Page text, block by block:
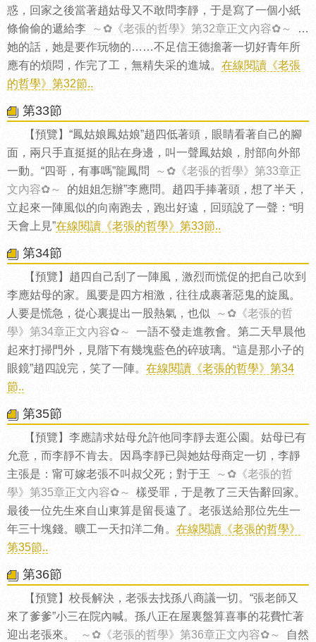
惑，回家之後當著趙姑母又不敢問李靜，于是寫了一個小紙
條偷偷的遞給李
～✿《老張的哲學》第32章正文內容✿～
…
她的話，她是要作玩物的……不足信王德擔著一切好青年所
應有的煩悶，作完了工，無精失采的進城。 在線閱讀《老張
的哲學》第32節..
第33節
【預覽】“鳳姑娘鳳姑娘”趙四低著頭，眼睛看著自己的腳
面，兩只手直挺挺的貼在身邊，叫一聲鳳姑娘，肘部向外部
一動。“四哥，有事嗎”龍鳳問
～✿《老張的哲學》第33章正
文內容✿～
的姐姐怎辦”李應問。趙四手捧著頭，想了半天，
立起來一陣風似的向南跑去，跑出好遠，回頭說了一聲：“明
天會上見”在線閱讀《老張的哲學》第33節..
第34節
【預覽】趙四自己刮了一陣風，激烈而慌促的把自己吹到
李應姑母的家。風要是四方相激，往往成裹著惡鬼的旋風。
人要是慌急，從心裏提出一股熱氣，也似
～✿《老張的哲
學》第34章正文內容✿～
一語不發走進教會。第二天早晨他
起來打掃門外，見階下有幾塊藍色的碎玻璃。“這是那小子的
眼鏡”趙四說完，笑了一陣。 在線閱讀《老張的哲學》第34
節..
第35節
【預覽】李應請求姑母允許他同李靜去逛公園。姑母已有
允意，而李靜不肯去。因爲李靜已與她姑母商定一切，李靜
主張是：甯可嫁老張不叫叔父死；對于王
～✿《老張的哲
學》第35章正文內容✿～
樣受罪，于是教了三天告辭回家。
最後一位先生來自山東算是留長遠了。老張送給那位先生一
年三十塊錢。曠工一天扣洋二角。 在線閱讀《老張的哲學》
第35節..
第36節
【預覽】校長解決，老張去找孫八商議一切。“張老師又
來了爹爹”小三在院內喊。孫八正在屋裏盤算喜事的花費忙著
迎出老張來。
～✿《老張的哲學》第36章正文內容✿～
自然